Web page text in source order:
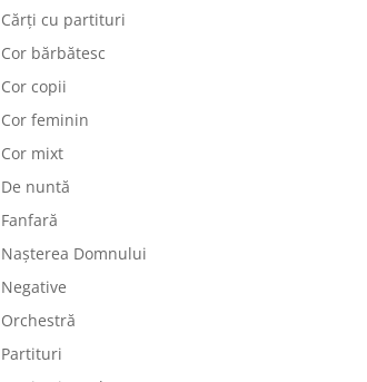
Cărți cu partituri
Cor bărbătesc
Cor copii
Cor feminin
Cor mixt
De nuntă
Fanfară
Nașterea Domnului
Negative
Orchestră
Partituri